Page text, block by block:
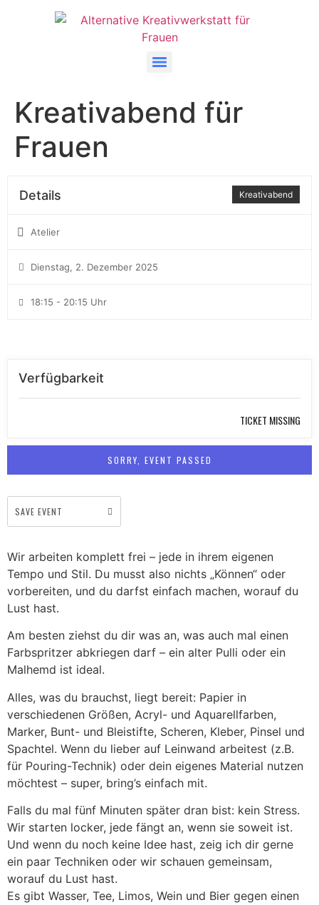
Kreativabend für
Frauen
Kreativabend
Details
Atelier
Dienstag, 2. Dezember 2025
18:15 - 20:15 Uhr
Verfügbarkeit
TICKET MISSING
SORRY, EVENT PASSED
SAVE EVENT
Wir arbeiten komplett frei – jede in ihrem eigenen
Tempo und Stil. Du musst also nichts „Können“ oder
vorbereiten, und du darfst einfach machen, worauf du
Lust hast.
Am besten ziehst du dir was an, was auch mal einen
Farbspritzer abkriegen darf – ein alter Pulli oder ein
Malhemd ist ideal.
Alles, was du brauchst, liegt bereit: Papier in
verschiedenen Größen, Acryl- und Aquarellfarben,
Marker, Bunt- und Bleistifte, Scheren, Kleber, Pinsel und
Spachtel. Wenn du lieber auf Leinwand arbeitest (z.B.
für Pouring-Technik) oder dein eigenes Material nutzen
möchtest – super, bring’s einfach mit.
Falls du mal fünf Minuten später dran bist: kein Stress.
Wir starten locker, jede fängt an, wenn sie soweit ist.
Und wenn du noch keine Idee hast, zeig ich dir gerne
ein paar Techniken oder wir schauen gemeinsam,
worauf du Lust hast.
Es gibt Wasser, Tee, Limos, Wein und Bier gegen einen